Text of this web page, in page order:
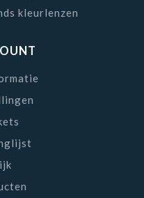
kleurlenzen